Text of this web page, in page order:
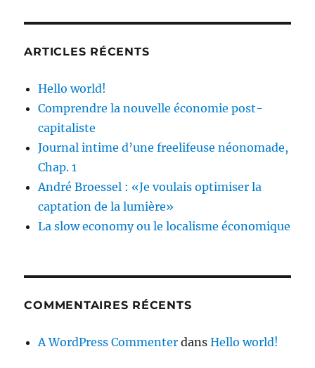
lumière»
ARTICLES RÉCENTS
Hello world!
Comprendre la nouvelle économie post-
capitaliste
Journal intime d’une freelifeuse néonomade,
Chap. 1
André Broessel : «Je voulais optimiser la
captation de la lumière»
La slow economy ou le localisme économique
COMMENTAIRES RÉCENTS
A WordPress Commenter dansHello world!